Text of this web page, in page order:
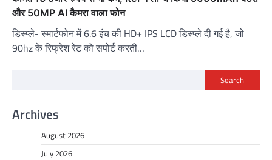
और 50MP AI कैमरा वाला फोन
डिस्प्ले- स्मार्टफोन में 6.6 इंच की HD+ IPS LCD डिस्प्ले दी गई है, जो
90hz के रिफ्रेश रेट को सपोर्ट करती…
Search
Archives
August 2026
July 2026